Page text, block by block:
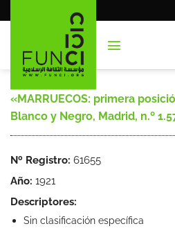
al
«MARRUECOS: primera
Blanco y Negro, Madrid, n.º
Nº Registro: 61655
Año: 1921
Descriptores:
Sin clasificación específica